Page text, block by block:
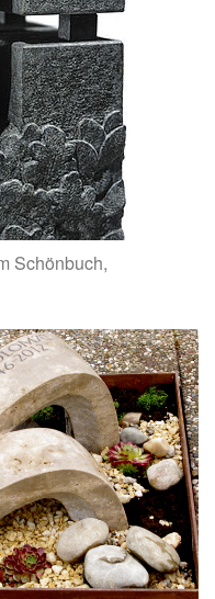
Schönbuch,